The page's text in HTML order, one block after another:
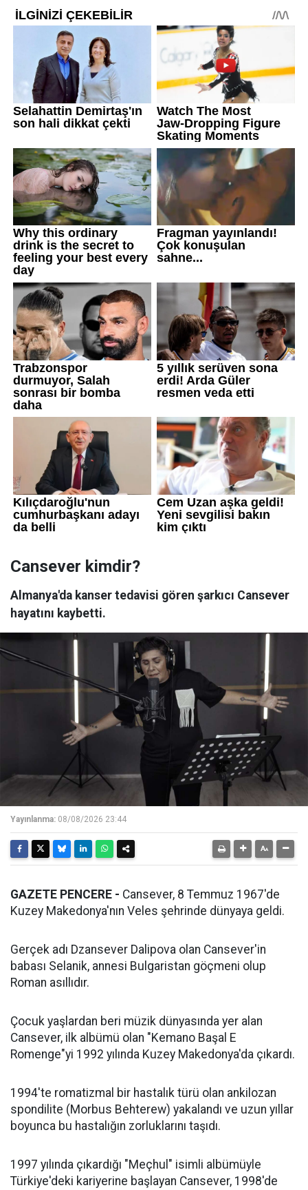
Cansever kimdir?
Almanya'da kanser tedavisi gören şarkıcı Cansever
hayatını kaybetti.
Yayınlanma: 08/08/2026 23:44
GAZETE PENCERE - Cansever, 8 Temmuz 1967'de
Kuzey Makedonya'nın Veles şehrinde dünyaya geldi.
Gerçek adı Dzansever Dalipova olan Cansever'in
babası Selanik, annesi Bulgaristan göçmeni olup
Roman asıllıdır.
Çocuk yaşlardan beri müzik dünyasında yer alan
Cansever, ilk albümü olan "Kemano Başal E
Romenge"yi 1992 yılında Kuzey Makedonya'da çıkardı.
1994'te romatizmal bir hastalık türü olan ankilozan
spondilite (Morbus Behterew) yakalandı ve uzun yıllar
boyunca bu hastalığın zorluklarını taşıdı.
1997 yılında çıkardığı "Meçhul" isimli albümüyle
Türkiye'deki kariyerine başlayan Cansever, 1998'de